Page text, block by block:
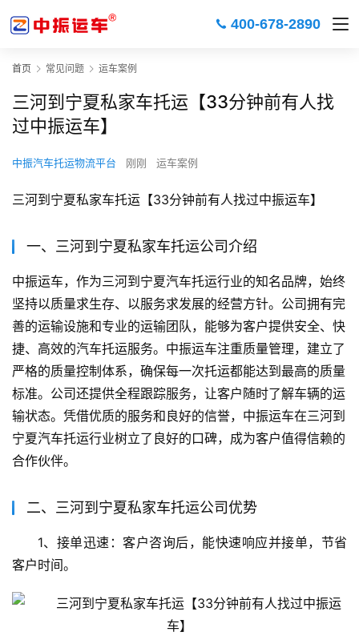
400-678-2890
首页 常见问题 运车案例
三河到宁夏私家车托运【33分钟前有人找
过中振运车】
中振汽车托运物流平台 刚刚 运车案例
三河到宁夏私家车托运【33分钟前有人找过中振运车】
一、三河到宁夏私家车托运公司介绍
中振运车，作为三河到宁夏汽车托运行业的知名品牌，始终
坚持以质量求生存、以服务求发展的经营方针。公司拥有完
善的运输设施和专业的运输团队，能够为客户提供安全、快
捷、高效的汽车托运服务。中振运车注重质量管理，建立了
严格的质量控制体系，确保每一次托运都能达到最高的质量
标准。公司还提供全程跟踪服务，让客户随时了解车辆的运
输状态。凭借优质的服务和良好的信誉，中振运车在三河到
宁夏汽车托运行业树立了良好的口碑，成为客户值得信赖的
合作伙伴。
二、三河到宁夏私家车托运公司优势
1、接单迅速：客户咨询后，能快速响应并接单，节省
客户时间。